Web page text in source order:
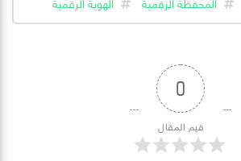
0
قيم المقال